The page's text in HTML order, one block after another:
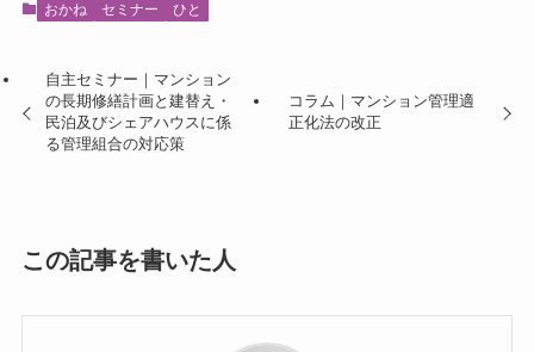
おかね セミナー ひと
自主セミナー｜マンション
の長期修繕計画と建替え・
民泊及びシェアハウスに係
る管理組合の対応策
コラム｜マンション管理適
正化法の改正
この記事を書いた人